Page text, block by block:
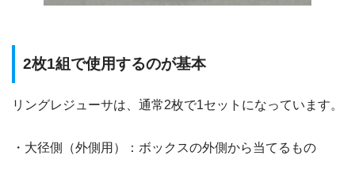
2枚1組で使用するのが基本
リングレジューサは、通常2枚で1セットになっています。
・大径側（外側用）：ボックスの外側から当てるもの